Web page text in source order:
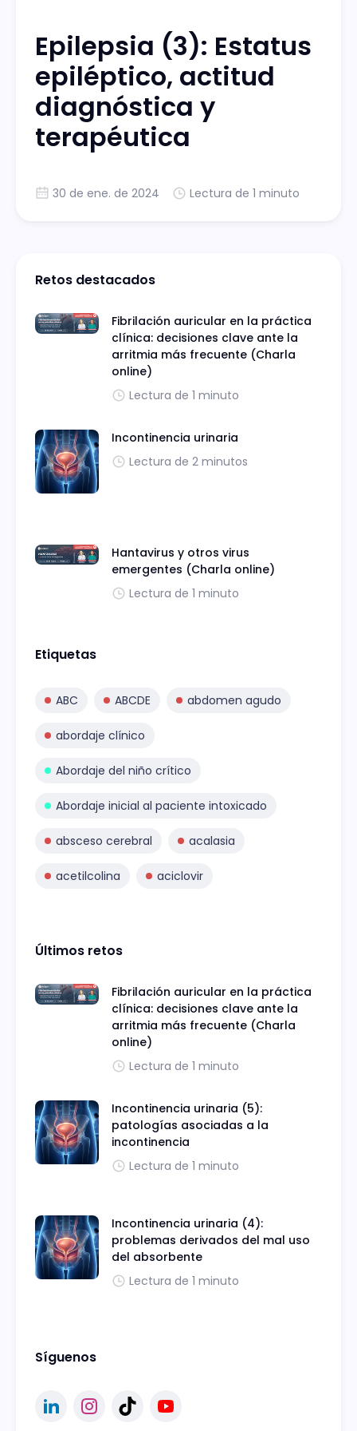
Epilepsia (3): Estatus
epiléptico, actitud
diagnóstica y
terapéutica
30 de ene. de 2024 Lectura de 1 minuto
Retos destacados
Fibrilación auricular en la práctica
clínica: decisiones clave ante la
arritmia más frecuente (Charla
online)
Lectura de 1 minuto
Incontinencia urinaria
Lectura de 2 minutos
Hantavirus y otros virus
emergentes (Charla online)
Lectura de 1 minuto
Etiquetas
ABC ABCDE abdomen agudo
abordaje clínico
Abordaje del niño crítico
Abordaje inicial al paciente intoxicado
absceso cerebral acalasia
acetilcolina aciclovir
Últimos retos
Fibrilación auricular en la práctica
clínica: decisiones clave ante la
arritmia más frecuente (Charla
online)
Lectura de 1 minuto
Incontinencia urinaria (5):
patologías asociadas a la
incontinencia
Lectura de 1 minuto
Incontinencia urinaria (4):
problemas derivados del mal uso
del absorbente
Lectura de 1 minuto
Síguenos